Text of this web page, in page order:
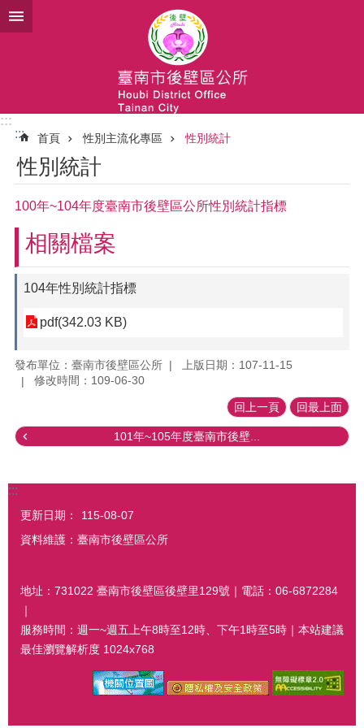
跳到主要內容區塊
:::
:::
首頁 性別主流化專區 性別統計
性別統計
100年~104年度臺南市後壁區公所性別統計指標
相關檔案
104年性別統計指標
pdf(342.03 KB)
發布單位：臺南市後壁區公所
上版日期：107-11-15
修改時間：109-06-30
回上一頁 回最上面
101年~105年度臺南市後壁...
:::
更新日期：
115-08-07
資料維護：臺南市後壁區公所
地址：731022 臺南市後壁區後壁里129號｜電話：06-6872284
｜
服務時間：週一~週五上午8時至12時、下午1時至5時｜本站建議
最佳瀏覽解析度 1024x768